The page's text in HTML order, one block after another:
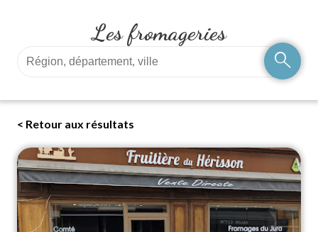
Les fromageries
search
< Retour aux résultats